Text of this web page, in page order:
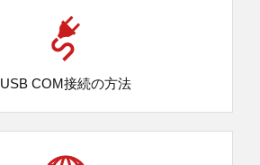
USB COM接続の方法